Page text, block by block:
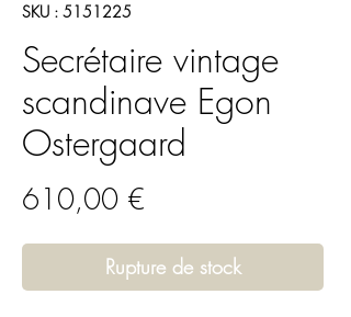
SKU : 5151225
Secrétaire vintage
scandinave Egon
Ostergaard
610,00 €
Rupture de stock